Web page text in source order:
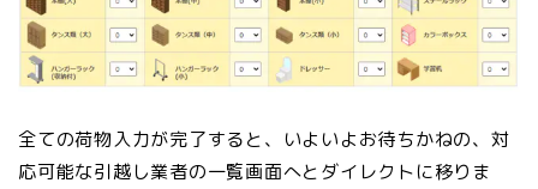
全ての荷物入力が完了すると、いよいよお待ちかねの、対
応可能な引越し業者の一覧画面へとダイレクトに移りま